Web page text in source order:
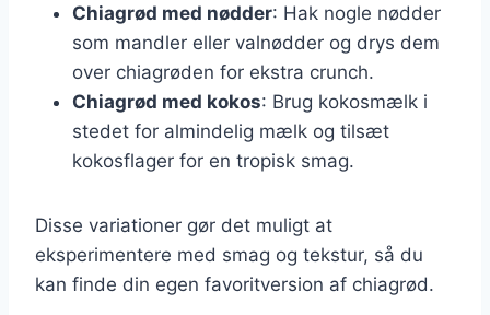
Chiagrød med nødder: Hak nogle nødder
som mandler eller valnødder og drys dem
over chiagrøden for ekstra crunch.
Chiagrød med kokos: Brug kokosmælk i
stedet for almindelig mælk og tilsæt
kokosflager for en tropisk smag.
Disse variationer gør det muligt at
eksperimentere med smag og tekstur, så du
kan finde din egen favoritversion af chiagrød.